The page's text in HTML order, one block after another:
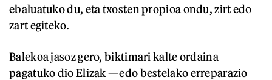
ebaluatuko du, eta txosten propioa ondu, zirt edo
zart egiteko.
Balekoa jasoz gero, biktimari kalte ordaina
pagatuko dio Elizak —edo bestelako erreparazio